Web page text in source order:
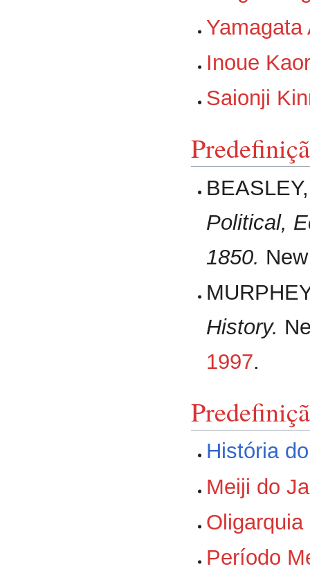
Yamagata
Inoue
Saionji
Political,
1850.
History.
1997.
História
Meiji do
Oligarquia
Período